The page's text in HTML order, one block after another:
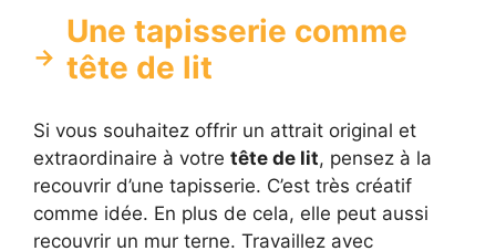
Une tapisserie comme
tête de lit
Si vous souhaitez offrir un attrait original et
extraordinaire à votre tête de lit, pensez à la
recouvrir d’une tapisserie. C’est très créatif
comme idée. En plus de cela, elle peut aussi
recouvrir un mur terne. Travaillez avec